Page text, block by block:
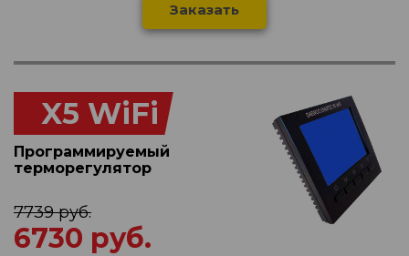
Заказать
X5 WiFi
Программируемый
терморегулятор
7739 руб.
6730 руб.